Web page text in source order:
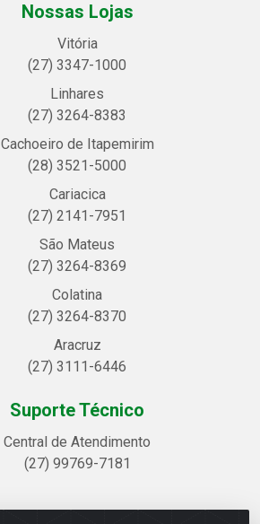
Nossas Lojas
Vitória
(27) 3347-1000
Linhares
(27) 3264-8383
Cachoeiro de Itapemirim
(28) 3521-5000
Cariacica
(27) 2141-7951
São Mateus
(27) 3264-8369
Colatina
(27) 3264-8370
Aracruz
(27) 3111-6446
Suporte Técnico
Central de Atendimento
(27) 99769-7181